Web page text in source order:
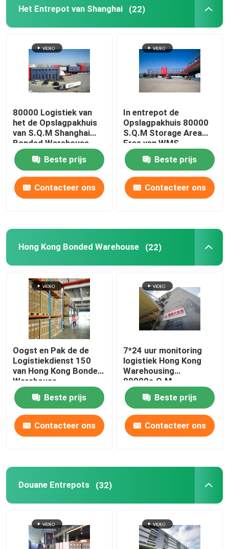
Het Entrepot van Shanghai (22)
80000 Logistiek van
het de Opslagpakhuis
van S.Q.M Shanghai
Bonded Warehouse
Veilige Vrij van Fax
Beste prijs
Contacteer ons
In entrepot de
Opslagpakhuis 80000
S.Q.M Storage Area
Free van WMS
Shanghai van
BelastingenBeste prijs
Contacteer ons
Hong Kong Bonded Warehouse (22)
Oogst en Pak de de
Logistiekdienst 150
van Hong Kong Bonded
Warehouse
International
Personeelsbeleid
Beste prijs
Contacteer ons
7*24 uur monitoring
logistiek Hong Kong
Warehousing
80000s.Q.M
opslaggebied
Beste prijs
Contacteer ons
Douane Entrepots (32)